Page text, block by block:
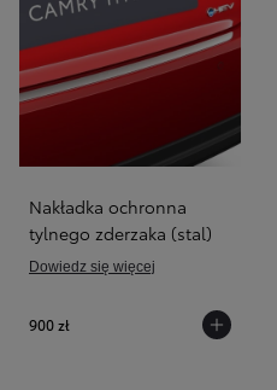
Nakładka ochronna
tylnego zderzaka (stal)
Dowiedz się więcej
900 zł